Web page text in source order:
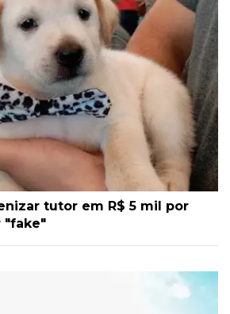
tutor em R$ 5 mil por
"fake"